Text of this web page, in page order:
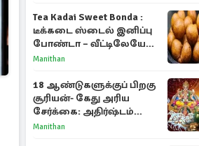
Tea Kadai Sweet Bonda :
டீக்கடை ஸ்டைல் இனிப்பு
போண்டா – வீட்டிலேயே
செய்வது எப்படி?
Manithan
18 ஆண்டுகளுக்குப் பிறகு
சூரியன்- கேது அரிய
சேர்க்கை: அதிர்ஷ்டம்
பெறும் 3 ராசிகள்!
Manithan